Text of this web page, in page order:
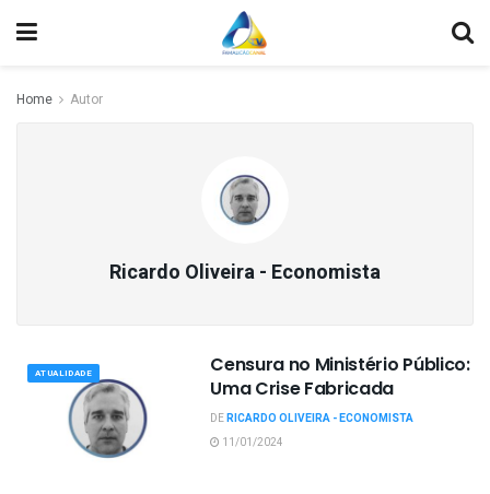
Home Autor
Ricardo Oliveira - Economista
ATUALIDADE
Censura no Ministério Público:
Uma Crise Fabricada
DERICARDO OLIVEIRA - ECONOMISTA
11/01/2024